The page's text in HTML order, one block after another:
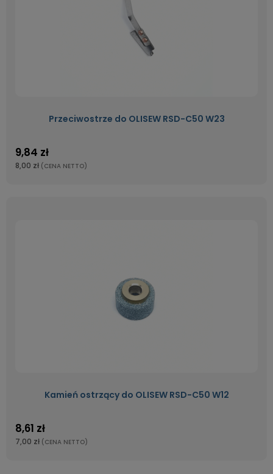
Przeciwostrze do OLISEW RSD-C50 W23
9,84 zł
8,00 zł (CENA NETTO)
Kamień ostrzący do OLISEW RSD-C50 W12
8,61 zł
7,00 zł (CENA NETTO)